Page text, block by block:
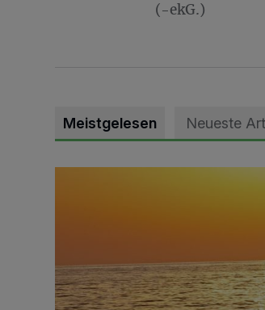
(-ekG.)
Meistgelesen Neueste